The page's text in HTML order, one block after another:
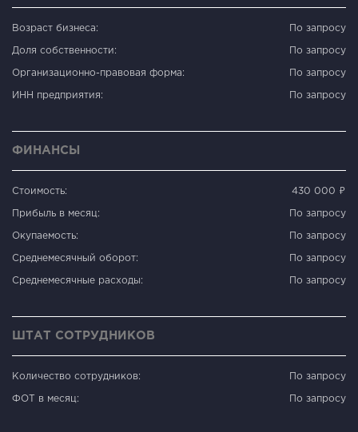
Возраст бизнеса: По запросу
Доля собственности: По запросу
Организационно-правовая форма: По запросу
ИНН предприятия: По запросу
ФИНАНСЫ
Стоимость: 430 000 ₽
Прибыль в месяц: По запросу
Окупаемость: По запросу
Среднемесячный оборот: По запросу
Среднемесячные расходы: По запросу
ШТАТ СОТРУДНИКОВ
Количество сотрудников: По запросу
ФОТ в месяц: По запросу